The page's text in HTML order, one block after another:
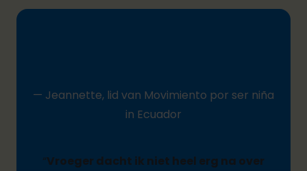
— Jeannette, lid van Movimiento por ser niña
in Ecuador
“Vroeger dacht ik niet heel erg na over